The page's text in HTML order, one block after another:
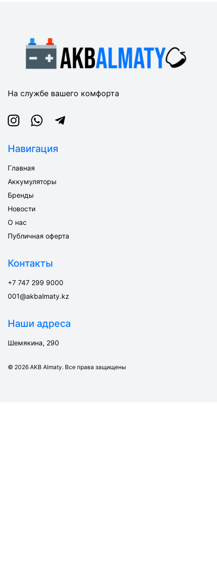
На службе вашего комфорта
InstagramWhatsappTelegram
Навигация
Главная
Аккумуляторы
Бренды
Новости
О нас
Публичная оферта
Контакты
+7 747 299 9000
001@akbalmaty.kz
Наши адреса
Шемякина, 290
© 2026 AKB Almaty. Все права защищены